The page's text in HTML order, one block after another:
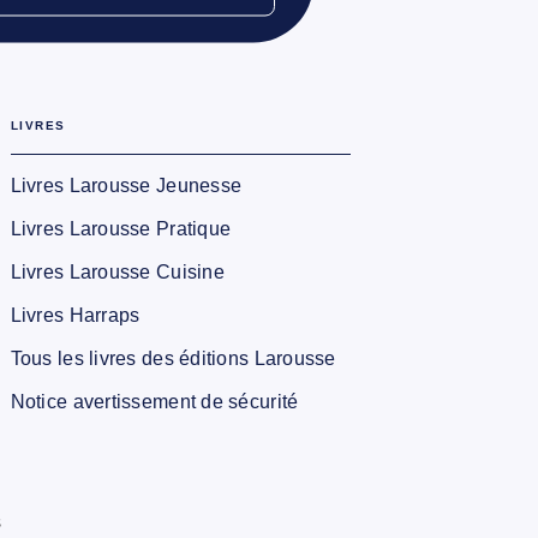
LIVRES
Livres Larousse Jeunesse
Livres Larousse Pratique
Livres Larousse Cuisine
Livres Harraps
Tous les livres des éditions Larousse
Notice avertissement de sécurité